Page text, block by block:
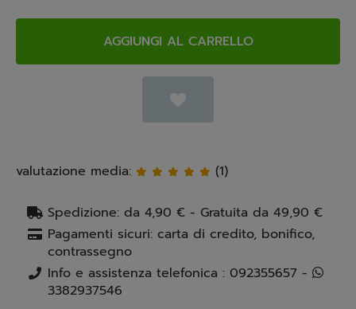
AGGIUNGI AL CARRELLO
valutazione media: (1)
Spedizione: da 4,90 € - Gratuita da 49,90 €
Pagamenti sicuri: carta di credito, bonifico,
contrassegno
Info e assistenza telefonica : 092355657 -
3382937546